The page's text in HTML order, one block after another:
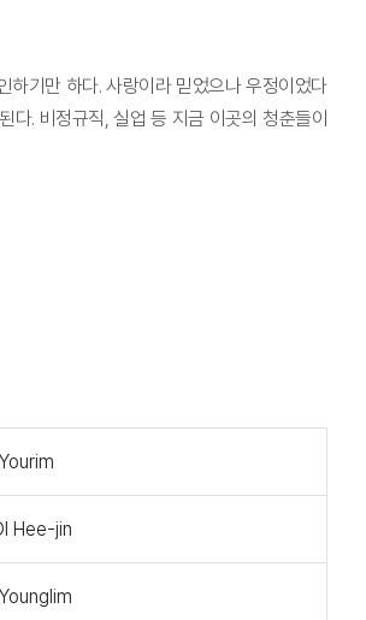
하기만 하다. 사랑이라 믿었으나 우정이었다
다. 비정규직, 실업 등 지금 이곳의 청춘들이
Hee-jin